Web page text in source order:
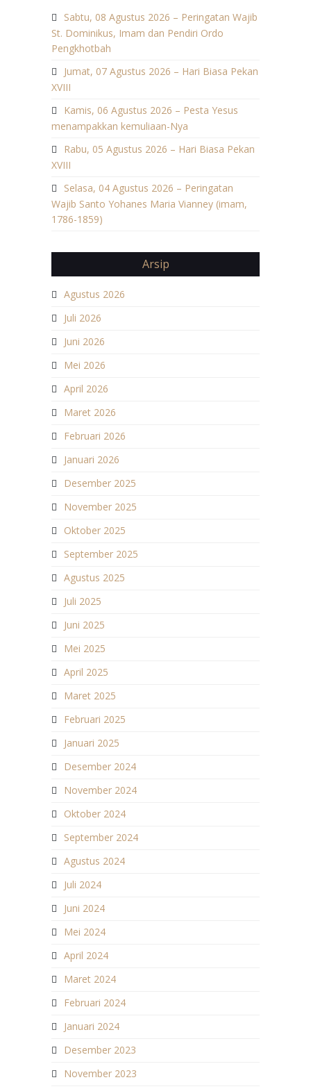
Sabtu, 08 Agustus 2026 – Peringatan Wajib
St. Dominikus, Imam dan Pendiri Ordo
Pengkhotbah
Jumat, 07 Agustus 2026 – Hari Biasa Pekan
XVIII
Kamis, 06 Agustus 2026 – Pesta Yesus
menampakkan kemuliaan-Nya
Rabu, 05 Agustus 2026 – Hari Biasa Pekan
XVIII
Selasa, 04 Agustus 2026 – Peringatan
Wajib Santo Yohanes Maria Vianney (imam,
1786-1859)
Arsip
Agustus 2026
Juli 2026
Juni 2026
Mei 2026
April 2026
Maret 2026
Februari 2026
Januari 2026
Desember 2025
November 2025
Oktober 2025
September 2025
Agustus 2025
Juli 2025
Juni 2025
Mei 2025
April 2025
Maret 2025
Februari 2025
Januari 2025
Desember 2024
November 2024
Oktober 2024
September 2024
Agustus 2024
Juli 2024
Juni 2024
Mei 2024
April 2024
Maret 2024
Februari 2024
Januari 2024
Desember 2023
November 2023